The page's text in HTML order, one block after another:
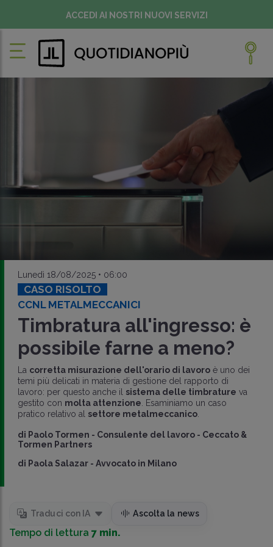
ACCEDI AI NOSTRI NUOVI SERVIZI
Lunedì 18/08/2025 • 06:00
CASO RISOLTO
CCNL METALMECCANICI
Timbratura all'ingresso: è
possibile farne a meno?
La corretta misurazione dell'orario di lavoroè uno dei
temi più delicati in materia di gestione del rapporto di
lavoro: per questo anche il sistema delle timbrature va
gestito con molta attenzione . Esaminiamo un caso
pratico relativo al settore metalmeccanico.
di Paolo Tormen - Consulente del lavoro - Ceccato &
Tormen Partners
di Paola Salazar - Avvocato in Milano
Traduci con IA Ascolta la news
Tempo di lettura 7 min.